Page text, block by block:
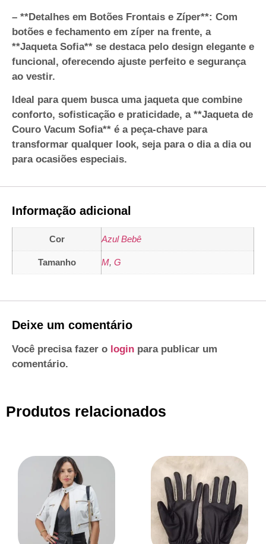
– **Detalhes em Botões Frontais e Zíper**: Com
botões e fechamento em zíper na frente, a
**Jaqueta Sofia** se destaca pelo design elegante e
funcional, oferecendo ajuste perfeito e segurança
ao vestir.
Ideal para quem busca uma jaqueta que combine
conforto, sofisticação e praticidade, a **Jaqueta de
Couro Vacum Sofia** é a peça-chave para
transformar qualquer look, seja para o dia a dia ou
para ocasiões especiais.
Informação adicional
Cor Azul Bebê
Tamanho M, G
Deixe um comentário
Você precisa fazer o login para publicar um
comentário.
Produtos relacionados